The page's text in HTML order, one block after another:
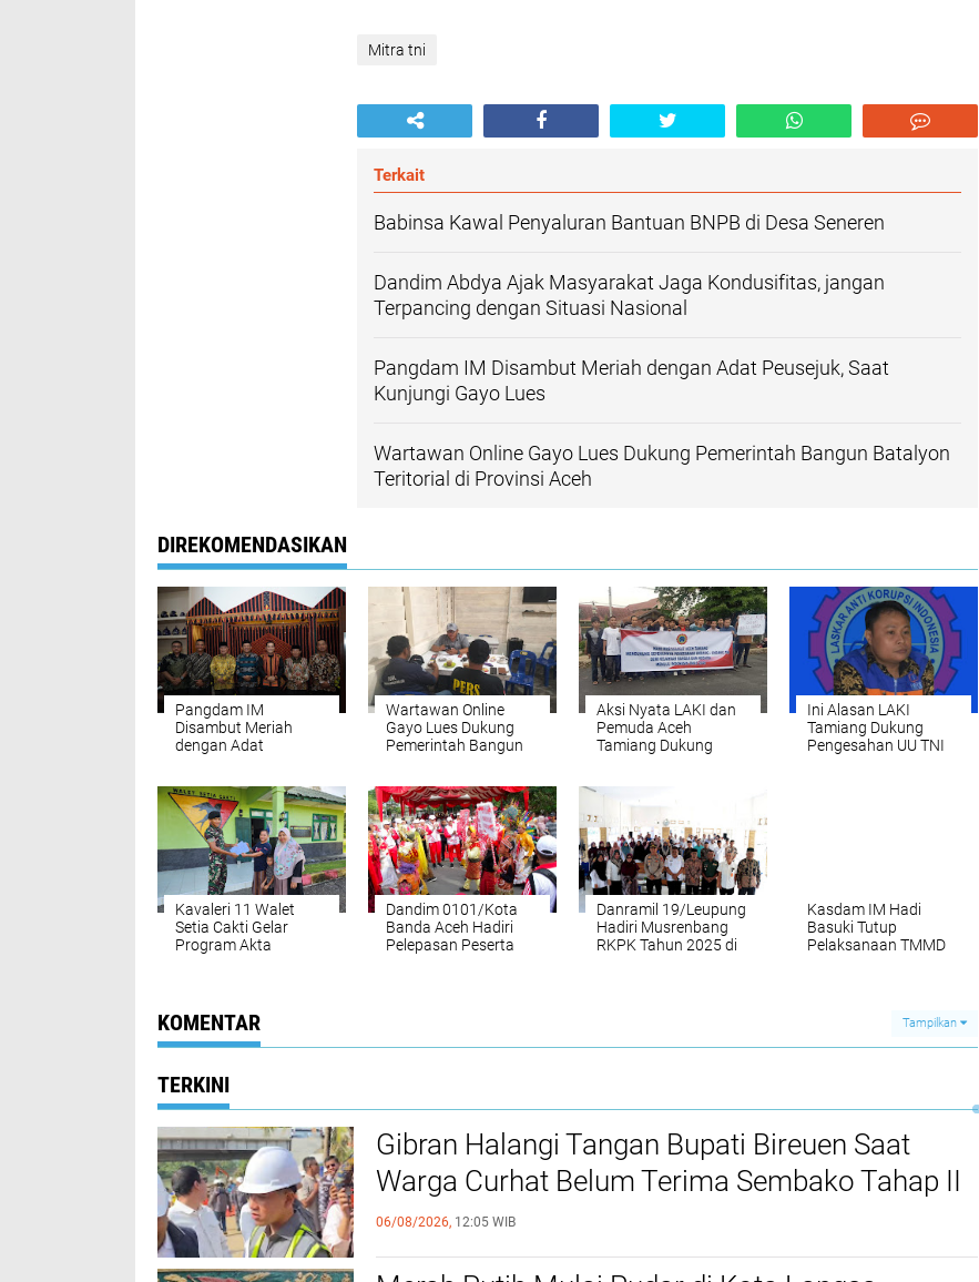
Mitra tni
Terkait
Babinsa Kawal Penyaluran Bantuan BNPB di Desa Seneren
Dandim Abdya Ajak Masyarakat Jaga Kondusifitas, jangan
Terpancing dengan Situasi Nasional
Pangdam IM Disambut Meriah dengan Adat Peusejuk, Saat
Kunjungi Gayo Lues
Wartawan Online Gayo Lues Dukung Pemerintah Bangun Batalyon
Teritorial di Provinsi Aceh
DIREKOMENDASIKAN
Pangdam IM
Disambut Meriah
dengan Adat
Wartawan Online
Gayo Lues Dukung
Pemerintah Bangun
Aksi Nyata LAKI dan
Pemuda Aceh
Tamiang Dukung
Ini Alasan LAKI
Tamiang Dukung
Pengesahan UU TNI
Kavaleri 11 Walet
Setia Cakti Gelar
Program Akta
Dandim 0101/Kota
Banda Aceh Hadiri
Pelepasan Peserta
Danramil 19/Leupung
Hadiri Musrenbang
RKPK Tahun 2025 di
Kasdam IM Hadi
Basuki Tutup
Pelaksanaan TMMD
KOMENTAR Tampilkan
TERKINI
Gibran Halangi Tangan Bupati Bireuen Saat
Warga Curhat Belum Terima Sembako Tahap II
06/08/2026, 12:05 WIB